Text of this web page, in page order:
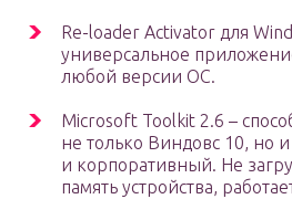
Re-loader Activator для
универсальное
любой версии ОС.
Microsoft Toolkit 2.6 –
не только Виндовс 10, но
и корпоративный. Не
память устройства,